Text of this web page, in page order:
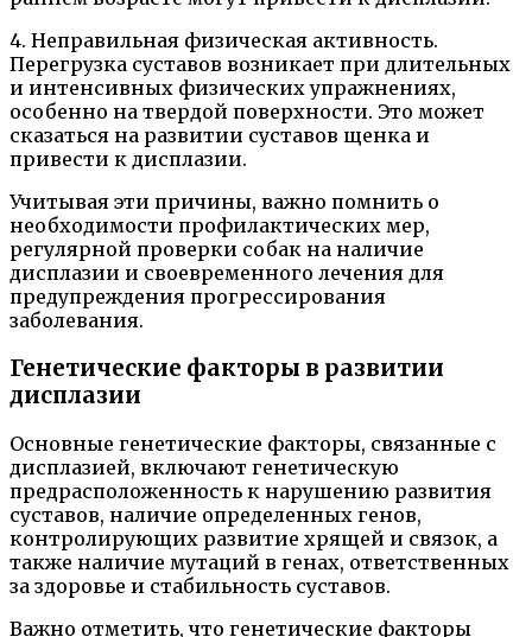
4. Неправильная физическая активность.
Перегрузка суставов возникает при длительных
и интенсивных физических упражнениях,
особенно на твердой поверхности. Это может
сказаться на развитии суставов щенка и
привести к дисплазии.
Учитывая эти причины, важно помнить о
необходимости профилактических мер,
регулярной проверки собак на наличие
дисплазии и своевременного лечения для
предупреждения прогрессирования
заболевания.
Генетические факторы в развитии
дисплазии
Основные генетические факторы, связанные с
дисплазией, включают генетическую
предрасположенность к нарушению развития
суставов, наличие определенных генов,
контролирующих развитие хрящей и связок, а
также наличие мутаций в генах, ответственных
за здоровье и стабильность суставов.
Важно отметить, что генетические факторы